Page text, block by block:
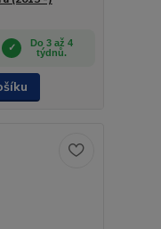
Do 3 až 4
týdnů.